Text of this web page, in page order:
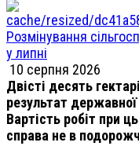
Розмінування
у липні
10 серпня 2026
Двісті десять
результат
Вартість робіт при
справа не в